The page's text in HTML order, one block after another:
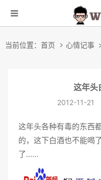
当前位置： 首页 心情记事
这年头
2012-11-21
这年头各种有毒的东西
的，这下白酒也不能喝
了……